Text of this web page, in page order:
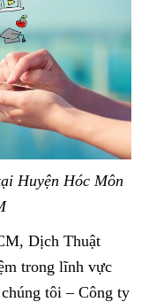
Huyện Hóc Môn
Dịch Thuật
trong lĩnh vực
tôi – Công ty